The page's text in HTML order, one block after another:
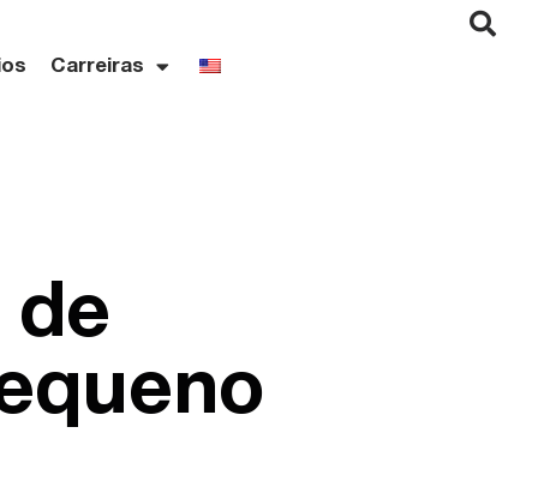
Carreiras
de